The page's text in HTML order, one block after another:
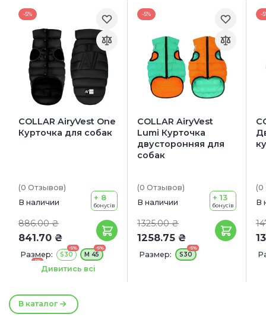
В каталог
-5%
COLLAR AiryVest One
Курточка для собак
(0 Отзывов)
В наличии
886.00 ₴
841.70 ₴
+ 8
бонусів
Размер:
-5%
S30
-5%
M 45
-5%
Дивитись всі
-5%
COLLAR AiryVest
Lumі Курточка
двусторонняя для
собак
(0 Отзывов)
В наличии
1325.00 ₴
1258.75 ₴
+ 13
бонусів
Размер:
-5%
S30
-
(0
В